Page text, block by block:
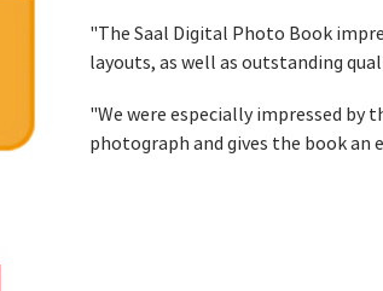
"The Saal Digital Photo Book
layouts, as well as outstanding
"We were especially impressed by
photograph and gives the book an